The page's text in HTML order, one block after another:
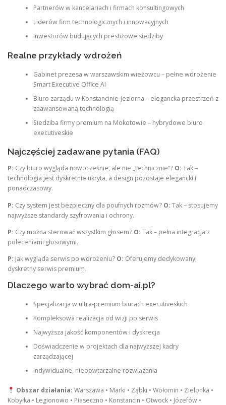
Partnerów w kancelariach i firmach konsultingowych
Liderów firm technologicznych i innowacyjnych
Inwestorów budujących prestiżowe siedziby
Realne przykłady wdrożeń
Gabinet prezesa w warszawskim wieżowcu – pełne wdrożenie
Smart Executive Office AI
Biuro zarządu w Konstancinie-Jeziorna – elegancka przestrzeń z
zaawansowaną technologią
Siedziba firmy premium na Mokotowie – hybrydowe biuro
executiveskie
Najczęściej zadawane pytania (FAQ)
P: Czy biuro wygląda nowocześnie, ale nie „technicznie”? O: Tak –
technologia jest dyskretnie ukryta, a design pozostaje elegancki i
ponadczasowy.
P: Czy system jest bezpieczny dla poufnych rozmów? O: Tak – stosujemy
najwyższe standardy szyfrowania i ochrony.
P: Czy można sterować wszystkim głosem? O: Tak – pełna integracja z
poleceniami głosowymi.
P: Jak wygląda serwis po wdrożeniu? O: Oferujemy dedykowany,
dyskretny serwis premium.
Dlaczego warto wybrać dom-ai.pl?
Specjalizacja w ultra-premium biurach executiveskich
Kompleksowa realizacja od wizji po serwis
Najwyższa jakość komponentów i dyskrecja
Doświadczenie w projektach dla najwyższej kadry
zarządzającej
Indywidualne, niepowtarzalne rozwiązania
Obszar działania: Warszawa • Marki • Ząbki • Wołomin • Zielonka •
Kobyłka • Legionowo • Piaseczno • Konstancin • Otwock • Józefów •